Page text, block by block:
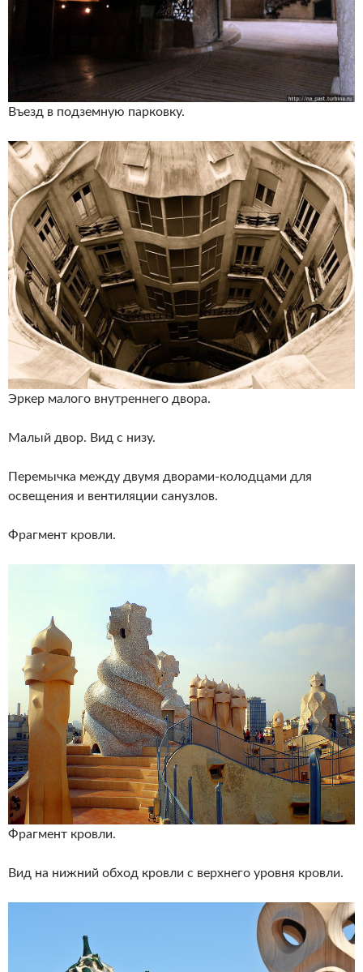
Въезд в подземную парковку.
Эркер малого внутреннего двора.
Малый двор. Вид с низу.
Перемычка между двумя дворами-колодцами для
освещения и вентиляции санузлов.
Фрагмент кровли.
Фрагмент кровли.
Вид на нижний обход кровли с верхнего уровня кровли.